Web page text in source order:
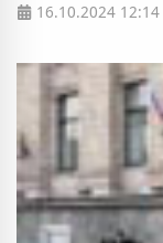
16.10.2024 12:14